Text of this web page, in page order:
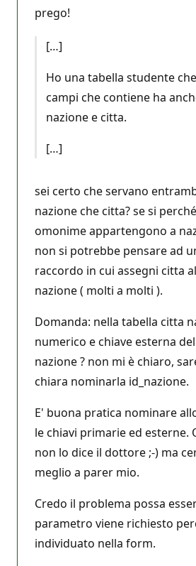
prego!
[…]
Ho una tabella studente
campi che contiene ha
nazione e citta.
[…]
sei certo che servano
nazione che citta? se si
omonime appartengono a
non si potrebbe pensare ad
raccordo in cui assegni citta
nazione ( molti a molti ).
Domanda: nella tabella citta
numerico e chiave esterna
nazione ? non mi è chiaro,
chiara nominarla id_nazione.
E' buona pratica nominare
le chiavi primarie ed esterne.
non lo dice il dottore ;-) ma
meglio a parer mio.
Credo il problema possa
parametro viene richiesto
individuato nella form.